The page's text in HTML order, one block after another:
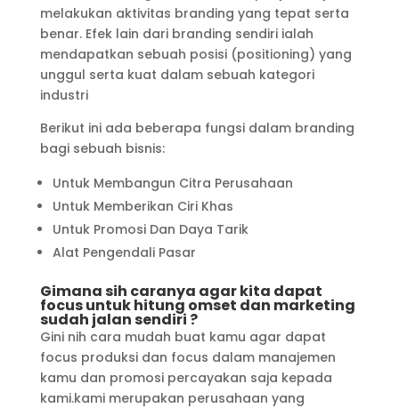
melakukan aktivitas branding yang tepat serta
benar. Efek lain dari branding sendiri ialah
mendapatkan sebuah posisi (positioning) yang
unggul serta kuat dalam sebuah kategori
industri
Berikut ini ada beberapa fungsi dalam branding
bagi sebuah bisnis:
Untuk Membangun Citra Perusahaan
Untuk Memberikan Ciri Khas
Untuk Promosi Dan Daya Tarik
Alat Pengendali Pasar
Gimana sih caranya agar kita dapat
focus untuk hitung omset dan marketing
sudah jalan sendiri ?
Gini nih cara mudah buat kamu agar dapat
focus produksi dan focus dalam manajemen
kamu dan promosi percayakan saja kepada
kami.kami merupakan perusahaan yang